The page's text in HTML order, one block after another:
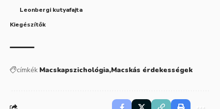
Leonbergi kutyafajta
Kiegészítők
címkék Macskapszichológia Macskás érdekességek